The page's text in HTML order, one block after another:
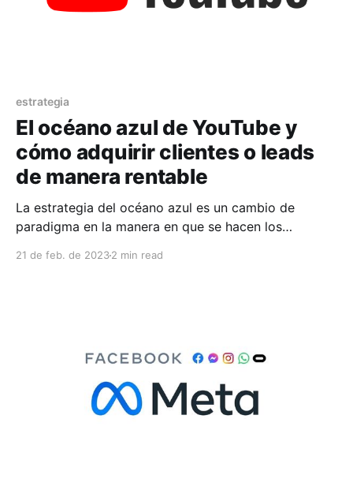
estrategia
El océano azul de YouTube y
cómo adquirir clientes o leads
de manera rentable
La estrategia del océano azul es un cambio de
paradigma en la manera en que se hacen los
21 de feb. de 20232 min read